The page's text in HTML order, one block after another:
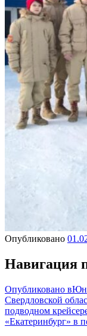
Опубликовано
Навигация
Опубликовано в
Свердловской
подводном
«Екатеринбург» в